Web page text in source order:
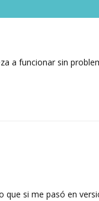
a funcionar sin
que si me pasó en